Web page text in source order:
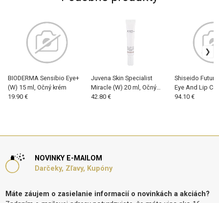
BIODERMA Sensibio Eye+
(W) 15 ml, Očný krém
19.90 €
Juvena Skin Specialist
Miracle (W) 20 ml, Očný
krém
42.80 €
Shiseido
Eye And Lip
Regenerating
94.10 €
NOVINKY E-MAILOM
Darčeky, Zľavy, Kupóny
Máte záujem o zasielanie informacií o novinkách a akciách?